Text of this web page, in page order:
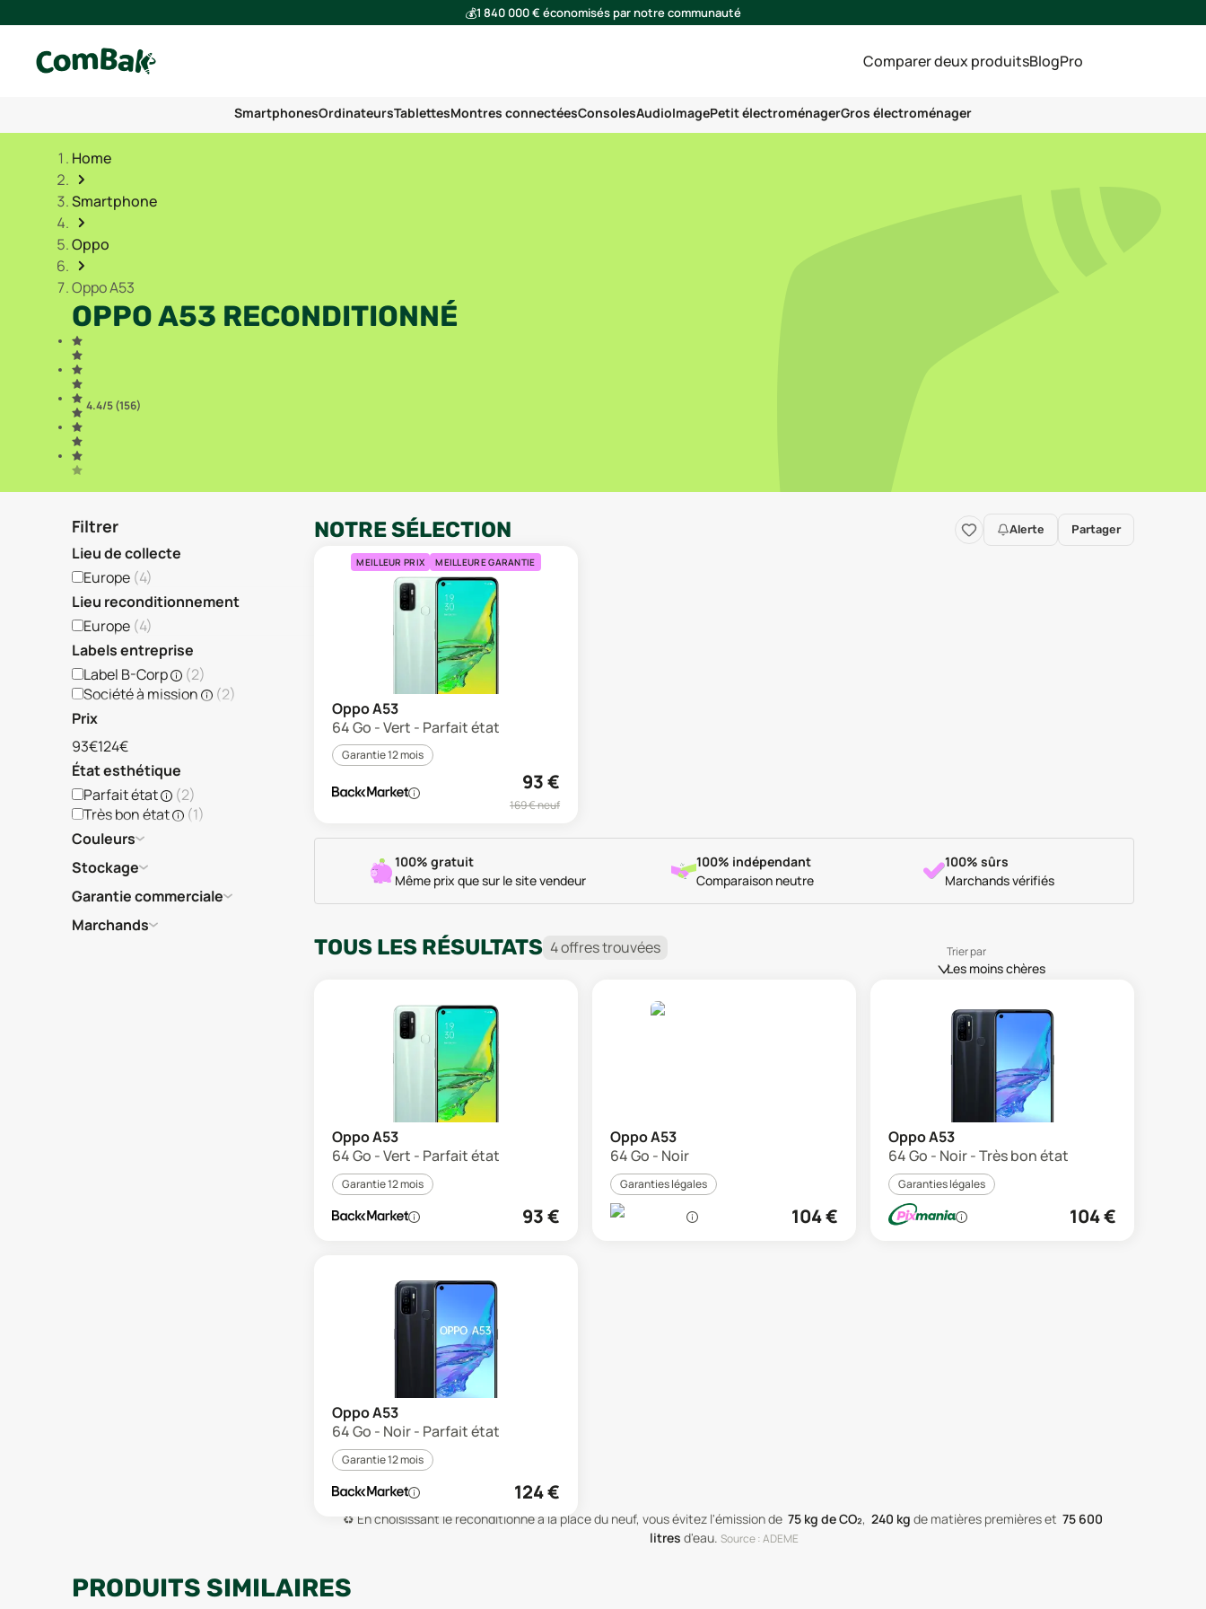
💰1 840 000 € économisés par notre communauté
Comparer deux produitsBlogPro
SmartphonesOrdinateursTablettesMontres connectéesConsolesAudioImagePetit électroménagerGros électroménager
Home
Smartphone
Oppo
Oppo A53
OPPO A53 RECONDITIONNÉ
4.4/5 (156)
Filtrer
Lieu de collecte
Europe (4)
Lieu reconditionnement
Europe (4)
Labels entreprise
Label B-Corp
(2)
Société à mission
(2)
Prix
93€124€
État esthétique
Parfait état
(2)
Très bon état
(1)
Couleurs
Stockage
Garantie commerciale
Marchands
NOTRE SÉLECTION Alerte Partager
MEILLEUR PRIX MEILLEURE GARANTIE
Oppo A53
64 Go - Vert - Parfait état
Garantie 12 mois
93€
169€ neuf
100% gratuit
Même prix que sur le site vendeur
100% indépendant
Comparaison neutre
100% sûrs
Marchands vérifiés
TOUS LES RÉSULTATS 4offrestrouvées Trier par
Les moins chères
Oppo A53
64 Go - Vert - Parfait état
Garantie 12 mois
93€
Oppo A53
64 Go - Noir
Garanties légales
104€
Oppo A53
64 Go - Noir - Très bon état
Garanties légales
104€
Oppo A53
64 Go - Noir - Parfait état
Garantie 12 mois
124€
♻️ En choisissant le reconditionné à la place du neuf, vous évitez l'émission de 75 kg de CO₂, 240 kg de matières premièreset 75 600
litres d'eau. Source : ADEME
PRODUITS SIMILAIRES